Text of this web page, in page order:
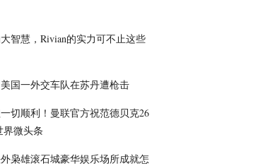
智慧，Rivian的实力可不止这些
国一外交车队在苏丹遭枪击
切顺利！曼联官方祝范德贝克26
界微头条
枭雄滚石城豪华娱乐场所成就怎